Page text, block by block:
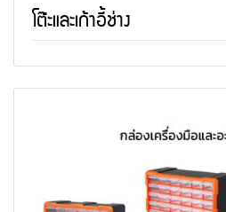
โต๊ะและเก้าอี้ช่าง